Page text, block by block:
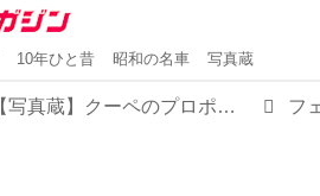
10年ひと昔 昭和の名車 写真蔵
【写真蔵】クーペのプロポーションをそのままにオープン化した、フェラーリ「アマルフィ スパイダー」